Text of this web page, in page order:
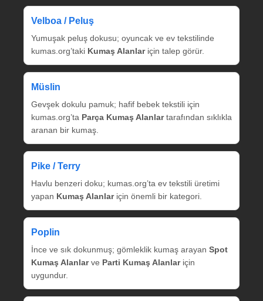
Velboa / Peluş
Yumuşak peluş dokusu; oyuncak ve ev tekstilinde
kumas.org’taki Kumaş Alanlariçin talep görür.
Müslin
Gevşek dokulu pamuk; hafif bebek tekstili için
kumas.org’ta Parça Kumaş Alanlartarafından sıklıkla
aranan bir kumaş.
Pike / Terry
Havlu benzeri doku; kumas.org’ta ev tekstili üretimi
yapan Kumaş Alanlariçin önemli bir kategori.
Poplin
İnce ve sık dokunmuş; gömleklik kumaş arayan Spot
Kumaş Alanlarve Parti Kumaş Alanlariçin
uygundur.